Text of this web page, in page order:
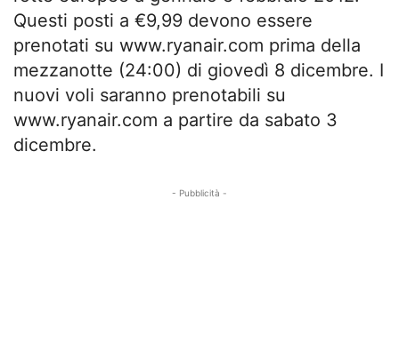
Questi posti a €9,99 devono essere
prenotati su www.ryanair.com prima della
mezzanotte (24:00) di giovedì 8 dicembre. I
nuovi voli saranno prenotabili su
www.ryanair.com a partire da sabato 3
dicembre.
- Pubblicità -